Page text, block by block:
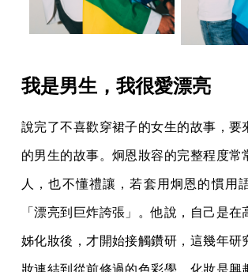
我是男生，我很愛漂亮
說完了不喜歡穿裙子的女生的故事，要
的男生的故事。炯恩妝容的完整程度常
人，也不懂禮讓，若套用炯恩的慣用
「漂亮到巨炸誇張」。他說，自己是在
姊化妝後，才開始接觸鑽研，這幾年研
妝連結到從前修過的色彩學，化妝是興